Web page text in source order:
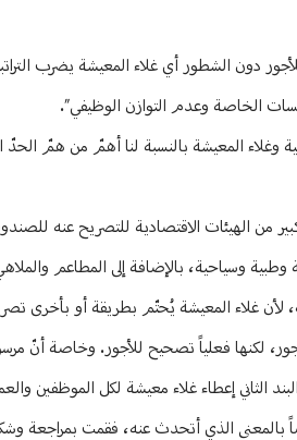
دون الشطور أي غلاء المعيشة يضرب
الخاصة وعدم التوازن الوظيفي”.
من الهيئات الاقتصادية للتصريح عنه
لأن غلاء المعيشة يُحتّم بطريقة أو بأخرى
مليون ليرة، والبند الثاني إعطاء غلاء معيشة لكل
بالمعنى الذي أتحدث عنه، فقمت